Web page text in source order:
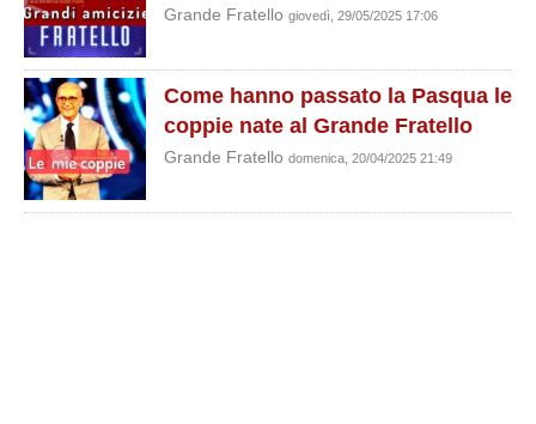
Grande Fratello giovedì, 29/05/2025 17:06
Come hanno passato la Pasqua le
coppie nate al Grande Fratello
Grande Fratello domenica, 20/04/2025 21:49